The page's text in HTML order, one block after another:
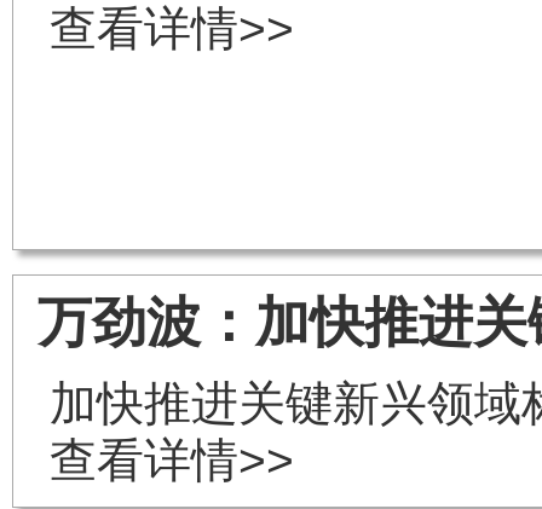
查看详情>>
万劲波：加快推进
加快推进关键新兴领域
查看详情>>